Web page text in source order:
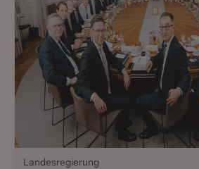
Landesregierung